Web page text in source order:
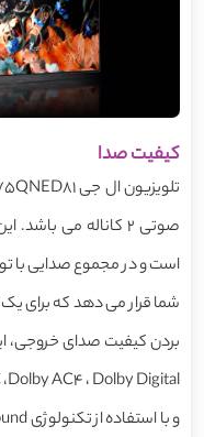
کیفیت صدا